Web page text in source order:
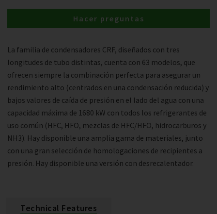
La familia de condensadores CRF, diseñados con tres
longitudes de tubo distintas, cuenta con 63 modelos, que
ofrecen siempre la combinación perfecta para asegurar un
rendimiento alto (centrados en una condensación reducida) y
bajos valores de caída de presión en el lado del agua con una
capacidad máxima de 1680 kW con todos los refrigerantes de
uso común (HFC, HFO, mezclas de HFC/HFO, hidrocarburos y
NH3). Hay disponible una amplia gama de materiales, junto
con una gran selección de homologaciones de recipientes a
presión. Hay disponible una versión con desrecalentador.
Hacer preguntas
Technical Features